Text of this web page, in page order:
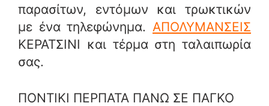
παρασίτων, εντόμων και τρωκτικών
με ένα τηλεφώνημα. ΑΠΟΛΥΜΑΝΣΕΙΣ
ΚΕΡΑΤΣΙΝΙ και τέρμα στη ταλαιπωρία
σας.
ΠΟΝΤΙΚΙ ΠΕΡΠΑΤΑ ΠΑΝΩ ΣΕ ΠΑΓΚΟ